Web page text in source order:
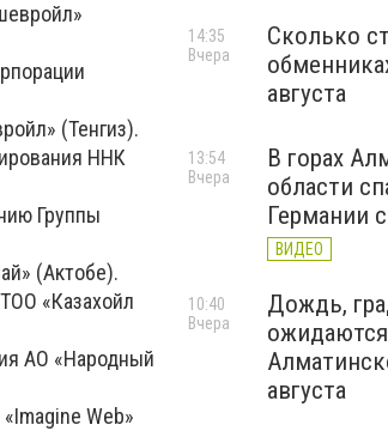
(Тенгиз).
ННК
Группы
(Актобе).
«Казахойл
АО «Народный
Web»
Сколько
августа
14:35
Вчера
В горах
области
Германии
ВИДЕО
13:54
Вчера
Дождь,
августа
10:40
Вчера